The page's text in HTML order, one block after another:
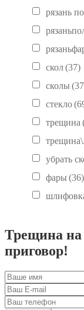
рязань
скол(37)
сколы
стекло
трещина
убрать
фары (36)
Трещина на
приговор!